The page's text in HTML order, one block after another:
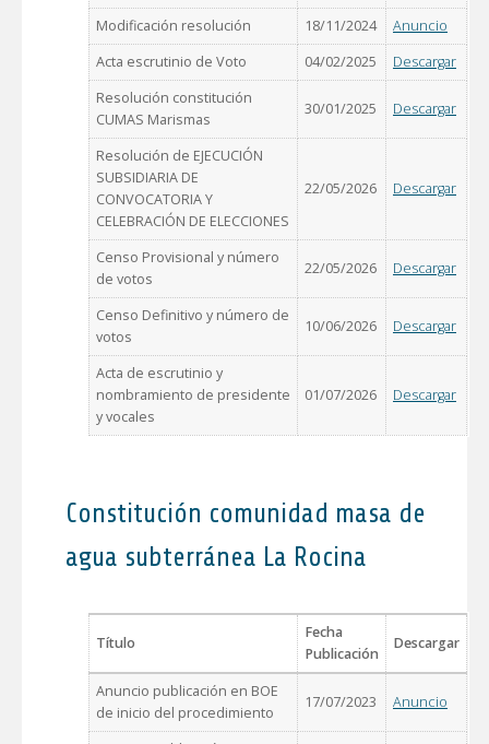
Modificación resolución 18/11/2024
Anuncio
Acta escrutinio de Voto
04/02/2025
Descargar
Resolución constitución
CUMAS Marismas
30/01/2025 Descargar
Resolución de EJECUCIÓN
SUBSIDIARIA DE
CONVOCATORIA Y
CELEBRACIÓN DE ELECCIONES
22/05/2026 Descargar
Censo Provisional y número
de votos
22/05/2026 Descargar
Censo Definitivo y número de
votos
10/06/2026 Descargar
Acta de escrutinio y
nombramiento de presidente
y vocales
01/07/2026 Descargar
Constitución comunidad masa de
agua subterránea La Rocina
Título
Fecha
Publicación
Descargar
Anuncio publicación en BOE
de inicio del procedimiento
17/07/2023 Anuncio